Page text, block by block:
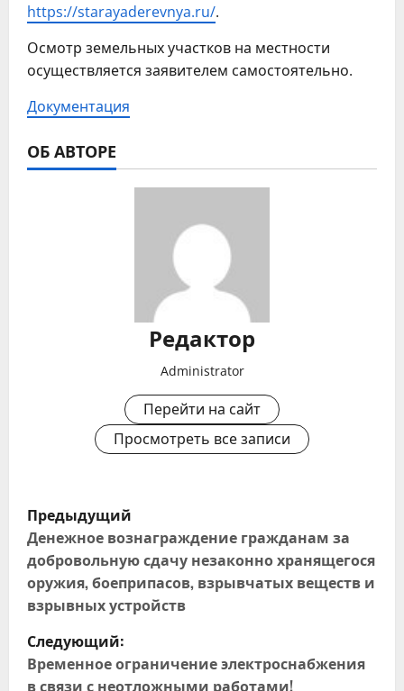
https://starayaderevnya.ru/.
Осмотр земельных участков на местности
осуществляется заявителем самостоятельно.
Документация
ОБ АВТОРЕ
Редактор
Administrator
Перейти на сайт
Просмотреть все записи
Н
а
в
и
г
Предыдущий
Денежное вознаграждение гражданам за
добровольную сдачу незаконно хранящегося
оружия, боеприпасов, взрывчатых веществ и
взрывных устройств
Следующий:
Временное ограничение электроснабжения
в связи с неотложными работами!